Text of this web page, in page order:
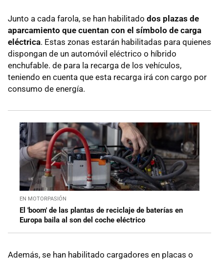
Junto a cada farola, se han habilitado dos plazas de
aparcamiento que cuentan con el símbolo de carga
eléctrica. Estas zonas estarán habilitadas para quienes
dispongan de un automóvil eléctrico o híbrido
enchufable. de para la recarga de los vehículos,
teniendo en cuenta que esta recarga irá con cargo por
consumo de energía.
EN MOTORPASIÓN
El 'boom' de las plantas de reciclaje de baterías en
Europa baila al son del coche eléctrico
Además, se han habilitado cargadores en placas o